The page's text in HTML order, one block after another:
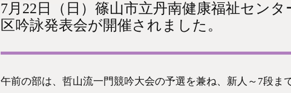
7月22日（日）篠山市立丹南健康福祉セン
区吟詠発表会が開催されました。
午前の部は、哲山流一門競吟大会の予選を兼ね、新人～7段ま